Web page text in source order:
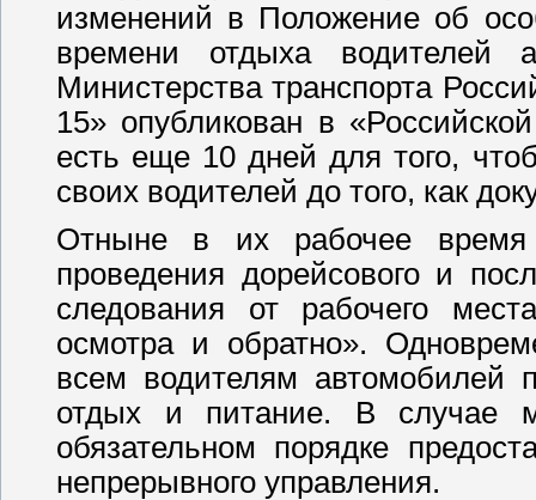
изменений в Положение об
времени отдыха водителей
Министерства транспорта
15» опубликован в
есть еще 10 дней для того,
своих водителей до того, как
Отныне в их рабочее время
проведения дорейсового и
следования от рабочего
осмотра и обратно».
всем водителям автомобилей
отдых и питание. В случае
обязательном порядке
непрерывного управления.